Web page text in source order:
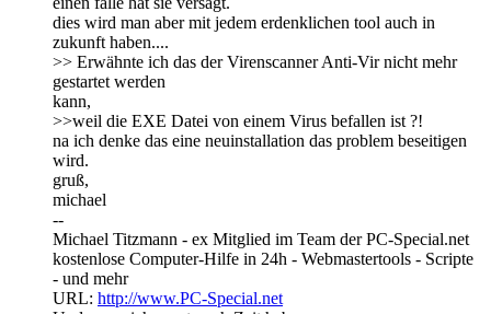
dies wird man aber mit jedem erdenklichen tool auch in
zukunft haben....
>> Erwähnte ich das der Virenscanner Anti-Vir nicht mehr
gestartet werden
kann,
>>weil die EXE Datei von einem Virus befallen ist ?!
na ich denke das eine neuinstallation das problem beseitigen
wird.
gruß,
michael
--
Michael Titzmann - ex Mitglied im Team der PC-Special.net
kostenlose Computer-Hilfe in 24h - Webmastertools - Scripte
- und mehr
URL: http://www.PC-Special.net